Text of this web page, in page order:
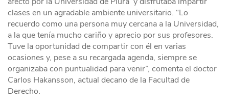
clases en un agradable ambiente universitario. “Lo
recuerdo como una persona muy cercana a la Universidad,
a la que tenía mucho cariño y aprecio por sus profesores.
Tuve la oportunidad de compartir con él en varias
ocasiones y, pese a su recargada agenda, siempre se
organizaba con puntualidad para venir”, comenta el doctor
Carlos Hakansson, actual decano de la Facultad de
Derecho.